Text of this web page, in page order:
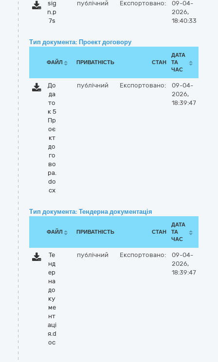
sig
n.p
7s
публічний Експортовано:
09-04-
2026,
18:40:33
Тип документа: Проект договору
ФАЙЛ ПРИВАТНІСТЬ СТАН
ДАТА
ТА
ЧАС
До
да
то
к 5
Пр
оє
кт
до
го
во
ра.
do
cx
публічний Експортовано:
09-04-
2026,
18:39:47
Тип документа: Тендерна документація
ФАЙЛ ПРИВАТНІСТЬ СТАН
ДАТА
ТА
ЧАС
Те
нд
ер
на
до
ку
ме
нт
аці
я.d
oc
публічний Експортовано:
09-04-
2026,
18:39:47